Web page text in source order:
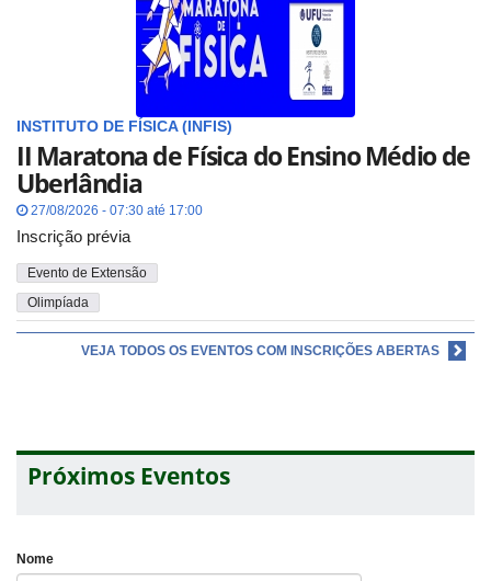
INSTITUTO DE FÍSICA (INFIS)
II Maratona de Física do Ensino Médio de
Uberlândia
27/08/2026 - 07:30 até 17:00
Inscrição prévia
Evento de Extensão
Olimpíada
VEJA TODOS OS EVENTOS COM INSCRIÇÕES ABERTAS
Próximos Eventos
Nome